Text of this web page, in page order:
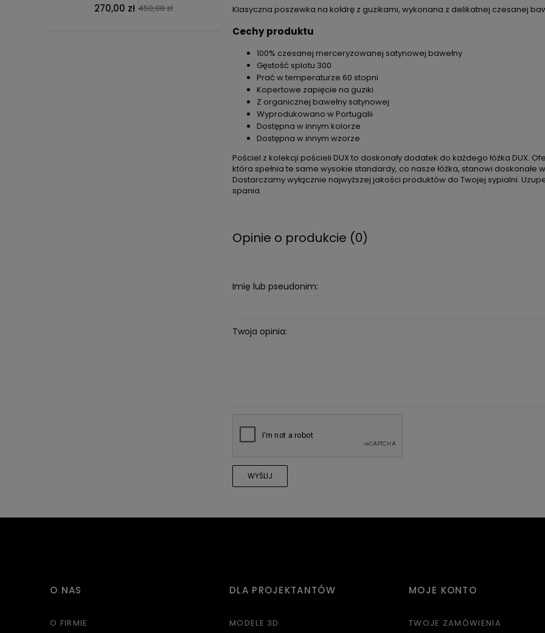
450,00 zł
270,00 zł 49 500,00 zł
39 500,00 zł 22 998,80 zł(5 227,00 €)
Klasyczna poszewka na kołdrę z guzikami, wykonana z delikatnej czesanej
Cechy produktu
100% czesanej merceryzowanej satynowej bawełny
Gęstość splotu 300
Prać w temperaturze 60 stopni
Kopertowe zapięcie na guziki
Z organicznej bawełny satynowej
Wyprodukowano w Portugalii
Dostępna w innym kolorze
Dostępna w innym wzorze
Pościel z kolekcji pościeli DUX to doskonały dodatek do każdego łóżka DUX.
która spełnia te same wysokie standardy, co nasze łóżka, stanowi
Dostarczamy wyłącznie najwyższej jakości produktów do Twojej sypialni.
spania.
Opinie o produkcie (0)
Imię lub pseudonim:
Twoja opinia:
WYŚLIJ
O NAS
O FIRMIE
DLA PROJEKTANTÓW
MODELE 3D
MOJE KONTO
TWOJE ZAMÓWIENIA